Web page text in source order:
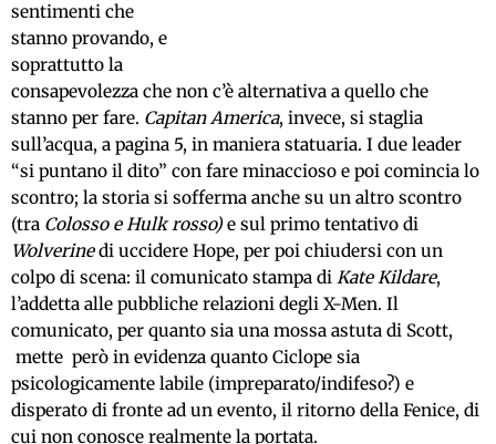
sentimenti che
stanno provando, e
soprattutto la
consapevolezza che non c’è alternativa a quello che
stanno per fare. Capitan America, invece, si staglia
sull’acqua, a pagina 5, in maniera statuaria. I due leader
“si puntano il dito” con fare minaccioso e poi comincia lo
scontro; la storia si sofferma anche su un altro scontro
(tra Colosso e Hulk rosso)e sul primo tentativo di
Wolverinedi uccidere Hope, per poi chiudersi con un
colpo di scena: il comunicato stampa di Kate Kildare,
l’addetta alle pubbliche relazioni degli X-Men. Il
comunicato, per quanto sia una mossa astuta di Scott,
mette però in evidenza quanto Ciclope sia
psicologicamente labile (impreparato/indifeso?) e
disperato di fronte ad un evento, il ritorno della Fenice, di
cui non conosce realmente la portata.